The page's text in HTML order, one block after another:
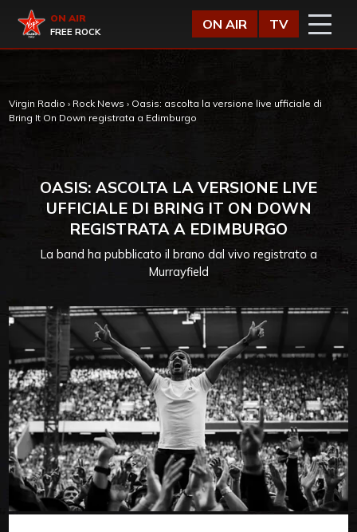
Virgin Radio
ON AIR
FREE ROCK
ON AIR TV
Virgin Radio › Rock News › Oasis: ascolta la versione live ufficiale di
Bring It On Down registrata a Edimburgo
OASIS: ASCOLTA LA VERSIONE LIVE
UFFICIALE DI BRING IT ON DOWN
REGISTRATA A EDIMBURGO
La band ha pubblicato il brano dal vivo registrato a
Murrayfield